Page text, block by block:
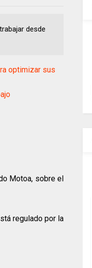
desde
optimizar sus
Motoa, sobre el
regulado por la